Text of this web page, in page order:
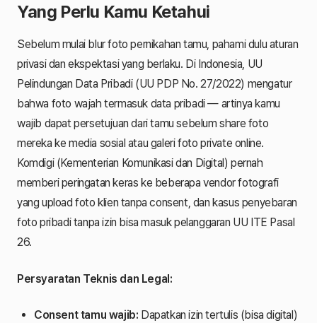
Yang Perlu Kamu Ketahui
Sebelum mulai blur foto pernikahan tamu, pahami dulu aturan
privasi dan ekspektasi yang berlaku. Di Indonesia, UU
Pelindungan Data Pribadi (UU PDP No. 27/2022) mengatur
bahwa foto wajah termasuk data pribadi — artinya kamu
wajib dapat persetujuan dari tamu sebelum share foto
mereka ke media sosial atau galeri foto private online.
Komdigi (Kementerian Komunikasi dan Digital) pernah
memberi peringatan keras ke beberapa vendor fotografi
yang upload foto klien tanpa consent, dan kasus penyebaran
foto pribadi tanpa izin bisa masuk pelanggaran UU ITE Pasal
26.
Persyaratan Teknis dan Legal:
Consent tamu wajib: Dapatkan izin tertulis (bisa digital)